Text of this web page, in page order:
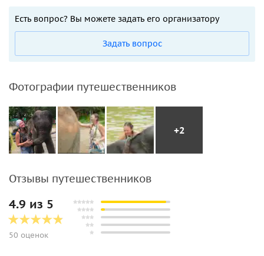
Есть вопрос? Вы можете задать его организатору
Задать вопрос
Фотографии путешественников
+2
Отзывы путешественников
4.9 из 5
50 оценок